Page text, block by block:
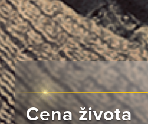
Cena života